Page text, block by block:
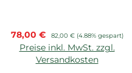
Verkaufspreis:
78,00 € Regulärer Preis:
82,00 € (4.88% gespart)
Preise inkl. MwSt. zzgl.
Versandkosten